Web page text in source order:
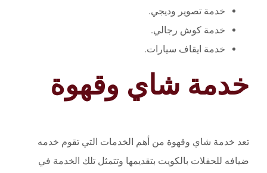
خدمة تصوير وديجي.
خدمة كوش رجالي.
خدمة ايقاف سيارات.
خدمة شاي وقهوة
تعد خدمة شاي وقهوة من أهم الخدمات التي تقوم خدمه
ضيافه للحفلات بالكويت بتقديمها وتتمثل تلك الخدمة في